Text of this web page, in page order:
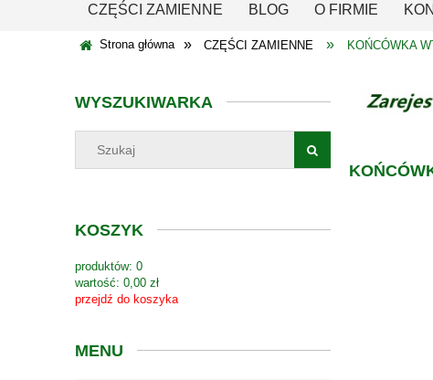
CZĘŚCI ZAMIENNE BLOG O FIRMIE
Strona główna » CZĘŚCI ZAMIENNE » KOŃCÓWKA
WYSZUKIWARKA
KOSZYK
produktów: 0
wartość: 0,00 zł
przejdź do koszyka
MENU